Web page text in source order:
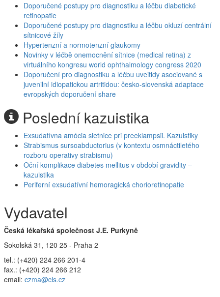
Doporučené postupy pro diagnostiku a léčbu diabetické
retinopatie
Doporučené postupy pro diagnostiku a léčbu okluzí centrální
sítnicové žíly
Hypertenzní a normotenzní glaukomy
Novinky v léčbě onemocnění sítnice (medical retina) z
virtuálního kongresu world ophthalmology congress 2020
Doporučení pro diagnostiku a léčbu uveitidy asociované s
juvenilní idiopatickou artritidou: česko-slovenská adaptace
evropských doporučení share
Poslední kazuistika
Exsudatívna amócia sietnice pri preeklampsii. Kazuistiky
Strabismus sursoabductorius (v kontextu osmnáctiletého
rozboru operativy strabismu)
Oční komplikace diabetes mellitus v období gravidity –
kazuistika
Periferní exsudatívní hemoragická chorioretinopatie
Vydavatel
Česká lékařská společnost J.E. Purkyně
Sokolská 31, 120 25 - Praha 2
tel.: (+420) 224 266 201-4
fax.: (+420) 224 266 212
email: czma@cls.cz